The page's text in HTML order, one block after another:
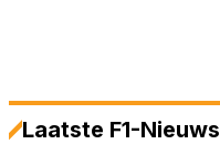
Laatste F1-Nieuws